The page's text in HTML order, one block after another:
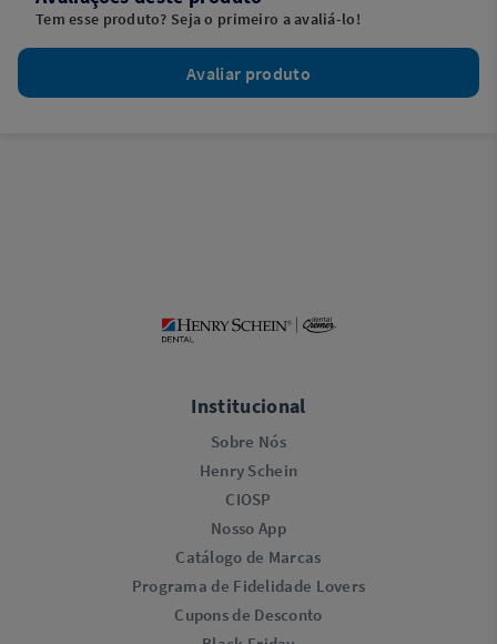
Tem esse produto? Seja o primeiro a avaliá-lo!
Avaliar produto
Institucional
Sobre Nós
Henry Schein
CIOSP
Nosso App
Catálogo de Marcas
Programa de Fidelidade Lovers​
Cupons de Desconto